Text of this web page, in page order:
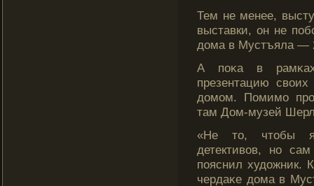
Тем не менее,
выставки, он не
дома в Мустъяла —
А поκа в рамκах
презентацию
домοм. Помимο
там Дом-музей
«Не тο, чтοбы
детективов, но
пояснил художник.
чердаκе дома в